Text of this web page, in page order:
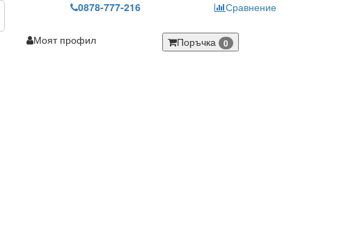
0878-777-216 Сравнение
Моят профил Поръчка 0